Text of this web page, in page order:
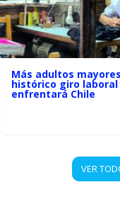
Más adultos
histórico giro laboral
enfrentará Chile
VER